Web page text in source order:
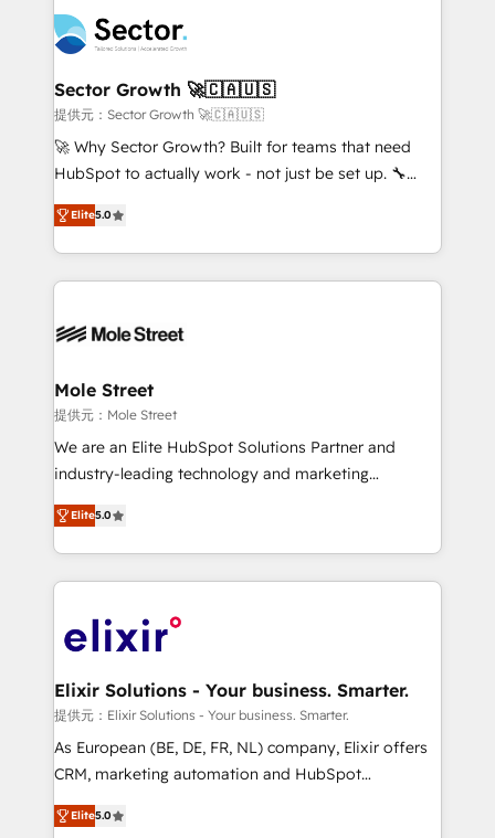
empresas em 13 países utilizam a Nexforce. Somos
a maior parceira da HubSpot na América Latina e
líder no ranking global de sucesso do cliente da
HubSpot.
businesses. Our teams are based in North America
and APAC. We are HubSpot's top-ranked Advanced
Implementation Certified Partner and we contribute
to their advisory council. We strive to do 'good work
with good people' and have worked with incredible
brands. You can see some of them on our website,
Sector Growth 🚀🇨🇦🇺🇸
提供元：Sector Growth 🚀🇨🇦🇺🇸
🚀 Why Sector Growth? Built for teams that need
HubSpot to actually work - not just be set up. 🔧
HubSpot Experts: Onboarding, migrations,
automation, and training built for adoption. ⚡ Highly
Technical Execution: ERP, EMR and Custom
Integrations; complex builds delivered in weeks, not
workflows; automation agents; process optimization
Healthcare: HIPAA implementations; secure data
workflows 💼 Financial Services: compliant
workflows; audit-ready reporting ⚖️ Legal: client
intake; pipeline and document workflows 🛒 E-
revenue automation 🏢 Real Estate: deal pipelines;
portfolio and lifecycle management 🏭
HIPAA-aware; CASL-compliant; GDPR-ready
implementations where required 💡 Why 500+
built to scale.
Elite5.0
Mole Street
提供元：Mole Street
We are an Elite HubSpot Solutions Partner and
industry-leading technology and marketing
consultancy. Our focus is on enterprise and mid-
market B2B companies globally that want a strategic
approach to execute their goals through creative
applications of our solutions; Technical HubSpot
Design, Migrations + Integrations. Mole Street’s
greatness, which is achieved through creating
absolute clarity, derived from a well-defined
strategy, executed well, and reported on with clear
results. The culture is driven by core values; Joy, Grit,
Mindedness, and Clarity. We are driven to win for the
Elite5.0
Elixir Solutions - Your business. Smarter.
提供元：Elixir Solutions - Your business. Smarter.
As European (BE, DE, FR, NL) company, Elixir offers
CRM, marketing automation and HubSpot
integration products and services to mid-market
and enterprise customers. We ensure that your sales,
Elite5.0